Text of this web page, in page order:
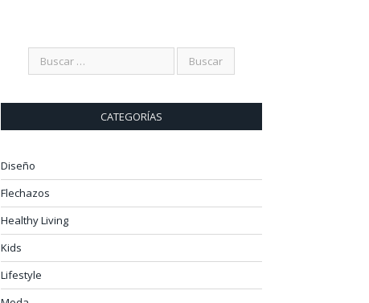
CATEGORÍAS
Diseño
Flechazos
Healthy Living
Kids
Lifestyle